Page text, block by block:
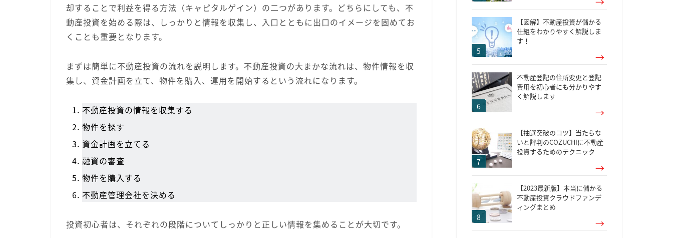
却することで利益を得る方法（キャピタルゲイン）の二つがあります。どちらにしても、不
動産投資を始める際は、しっかりと情報を収集し、入口とともに出口のイメージを固めてお
くことも重要となります。
まずは簡単に不動産投資の流れを説明します。不動産投資の大まかな流れは、物件情報を収
集し、資金計画を立て、物件を購入、運用を開始するという流れになります。
不動産投資の情報を収集する
物件を探す
資金計画を立てる
融資の審査
物件を購入する
不動産管理会社を決める
投資初心者は、それぞれの段階についてしっかりと正しい情報を集めることが大切です。
【図解】不動産投資が儲かる
仕組をわかりやすく解説しま
す！
不動産登記の住所変更と登記
費用を初心者にも分かりやす
く解説します
【抽選突破のコツ】当たらな
いと評判のCOZUCHIに不動産
投資するためのテクニック
【2023最新版】本当に儲かる
不動産投資クラウドファンデ
ィングまとめ